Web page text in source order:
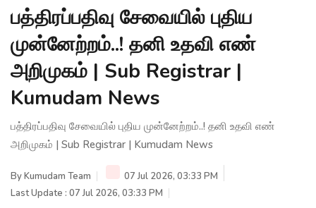
பத்திரப்பதிவு சேவையில் புதிய
முன்னேற்றம்..! தனி உதவி எண்
அறிமுகம் | Sub Registrar |
Kumudam News
பத்திரப்பதிவு சேவையில் புதிய முன்னேற்றம்..! தனி உதவி எண்
அறிமுகம் | Sub Registrar | Kumudam News
ByKumudam Team
07 Jul 2026, 03:33 PM
Last Update : 07 Jul 2026, 03:33 PM